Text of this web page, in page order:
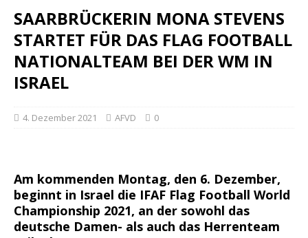
SAARBRÜCKERIN MONA STEVENS
STARTET FÜR DAS FLAG FOOTBALL
NATIONALTEAM BEI DER WM IN
ISRAEL
4. Dezember 2021 AFVD 0
Am kommenden Montag, den 6. Dezember,
beginnt in Israel die IFAF Flag Football World
Championship 2021, an der sowohl das
deutsche Damen- als auch das Herrenteam